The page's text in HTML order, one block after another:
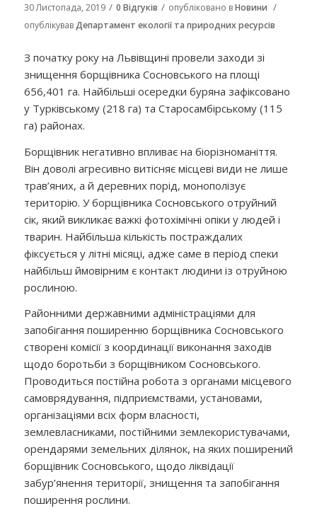
30 Листопада, 2019 / 0 Відгуків / опубліковано вНовини /
опублікувавДепартамент екології та природних ресурсів
З початку року на Львівщині провели заходи зі
знищення борщівника Сосновського на площі
656,401 га. Найбільші осередки буряна зафіксовано
у Турківському (218 га) та Старосамбірському (115
га) районах.
Борщівник негативно впливає на біорізноманіття.
Він доволі агресивно витісняє місцеві види не лише
трав’яних, а й деревних порід, монополізує
територію. У борщівника Сосновського отруйний
сік, який викликає важкі фотохімічні опіки у людей і
тварин. Найбільша кількість постраждалих
фіксується у літні місяці, адже саме в період спеки
найбільш ймовірним є контакт людини із отруйною
рослиною.
Районними державними адміністраціями для
запобігання поширенню борщівника Сосновського
створені комісії з координації виконання заходів
щодо боротьби з борщівником Сосновського.
Проводиться постійна робота з органами місцевого
самоврядування, підприємствами, установами,
організаціями всіх форм власності,
землевласниками, постійними землекористувачами,
орендарями земельних ділянок, на яких поширений
борщівник Сосновського, щодо ліквідації
забур’янення території, знищення та запобігання
поширення рослини.